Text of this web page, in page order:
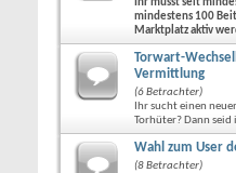
Ihr müsst seit
mindestens 100
Marktplatz aktiv
Torwart-
Vermittlung
(6 Betrachter)
Ihr sucht einen
Torhüter? Dann
Wahl zum User
(8 Betrachter)